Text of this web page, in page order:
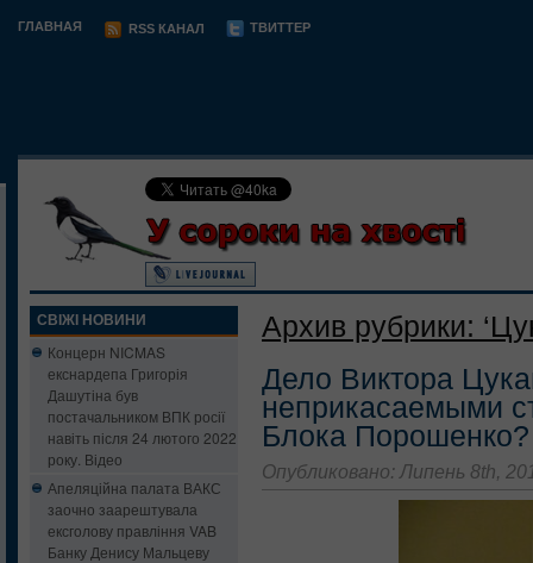
ГЛАВНАЯ RSS КАНАЛ ТВИТТЕР
СВІЖІ НОВИНИ
Концерн NICMAS
екснардепа Григорія
Дашутіна був
постачальником ВПК росії
навіть після 24 лютого 2022
року. Відео
Апеляційна палата ВАКС
заочно заарештувала
ексголову правління VAB
Банку Денису Мальцеву
Архив рубрики:
Дело Виктора
неприкасаемыми
Блока Порошенко?
Опубликовано: Липень 8th,